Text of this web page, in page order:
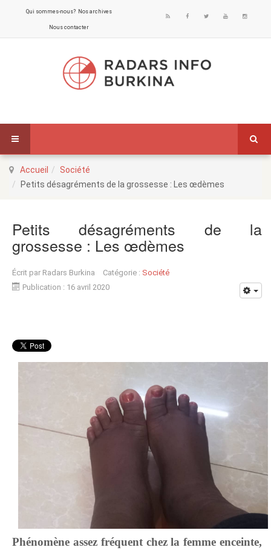
Qui sommes-nous? Nos archives
Nous contacter
Accueil
Société
Petits désagréments de la grossesse : Les œdèmes
Petits désagréments de la
grossesse : Les œdèmes
Écrit par Radars Burkina Catégorie : Société
Publication : 16 avril 2020
Phénomène assez fréquent chez la femme enceinte,